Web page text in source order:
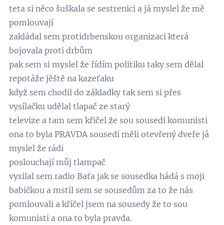
teta si něco šuškala se sestrenici a já myslel že mě
pomlouvají
zakládal sem protidrbenskou organizaci která
bojovala proti drbům
pak sem si myslel že řídím politiku taky sem dělal
repotáže jěště na kazeťaku
když sem chodil do základky tak sem si přes
vysílačku udělal tlapač ze starý
televize a tam sem křičel že sou sousedi komunisti
ona to byla PRAVDA sousedi měli otevřený dveře já
myslel že rádi
poslouchají můj tlampač
vysilal sem radio Baťa jak se sousedka hádá s moji
babičkou a mstil sem se sousedům za to že nás
pomlouvali a kříčel jsem na sousedy že to sou
komunisti a ona to byla pravda.